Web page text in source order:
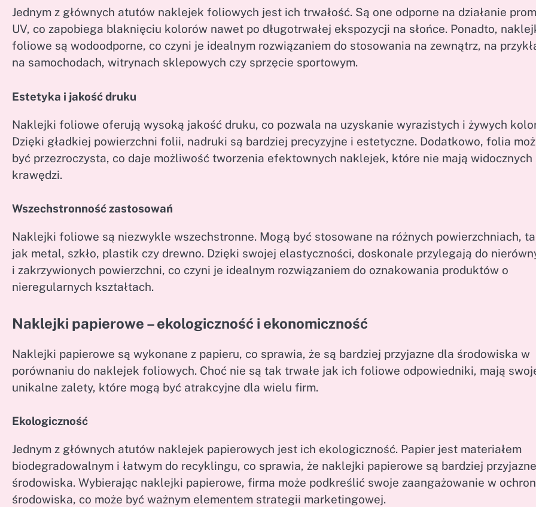
Jednym z głównych atutów naklejek foliowych jest ich trwałość. Są one odporne na działanie
UV, co zapobiega blaknięciu kolorów nawet po długotrwałej ekspozycji na słońce. Ponadto,
foliowe są wodoodporne, co czyni je idealnym rozwiązaniem do stosowania na zewnątrz, na
na samochodach, witrynach sklepowych czy sprzęcie sportowym.
Estetyka i jakość druku
Naklejki foliowe oferują wysoką jakość druku, co pozwala na uzyskanie wyrazistych i żywych
Dzięki gładkiej powierzchni folii, nadruki są bardziej precyzyjne i estetyczne. Dodatkowo, folia
być przezroczysta, co daje możliwość tworzenia efektownych naklejek, które nie mają widocznych
krawędzi.
Wszechstronność zastosowań
Naklejki foliowe są niezwykle wszechstronne. Mogą być stosowane na różnych powierzchniach,
jak metal, szkło, plastik czy drewno. Dzięki swojej elastyczności, doskonale przylegają do
i zakrzywionych powierzchni, co czyni je idealnym rozwiązaniem do oznakowania produktów o
nieregularnych kształtach.
Naklejki papierowe – ekologiczność i ekonomiczność
Naklejki papierowe są wykonane z papieru, co sprawia, że są bardziej przyjazne dla środowiska w
porównaniu do naklejek foliowych. Choć nie są tak trwałe jak ich foliowe odpowiedniki, mają
unikalne zalety, które mogą być atrakcyjne dla wielu firm.
Ekologiczność
Jednym z głównych atutów naklejek papierowych jest ich ekologiczność. Papier jest materiałem
biodegradowalnym i łatwym do recyklingu, co sprawia, że naklejki papierowe są bardziej
środowiska. Wybierając naklejki papierowe, firma może podkreślić swoje zaangażowanie w
środowiska, co może być ważnym elementem strategii marketingowej.